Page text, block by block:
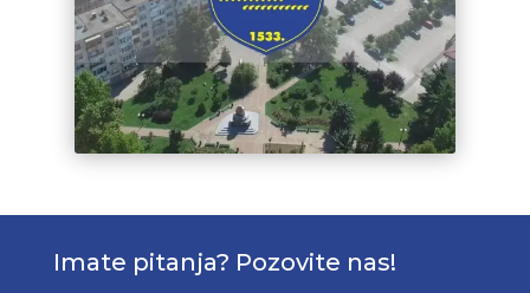
Imate pitanja? Pozovite nas!